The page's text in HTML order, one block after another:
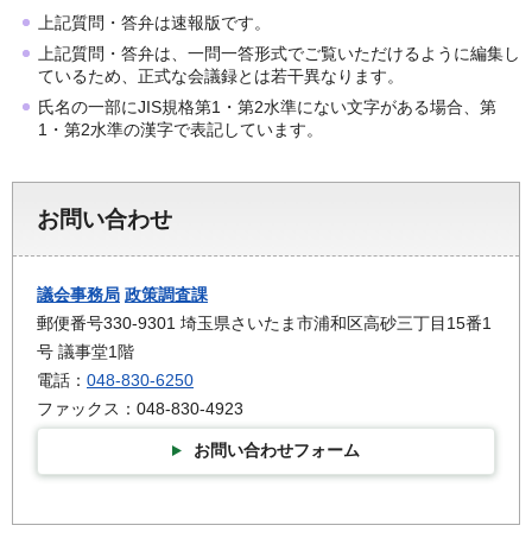
上記質問・答弁は速報版です。
上記質問・答弁は、一問一答形式でご覧いただけるように編集し
ているため、正式な会議録とは若干異なります。
氏名の一部にJIS規格第1・第2水準にない文字がある場合、第
1・第2水準の漢字で表記しています。
お問い合わせ
議会事務局 政策調査課
郵便番号330-9301 埼玉県さいたま市浦和区高砂三丁目15番1
号 議事堂1階
電話： 048-830-6250
ファックス：048-830-4923
お問い合わせフォーム